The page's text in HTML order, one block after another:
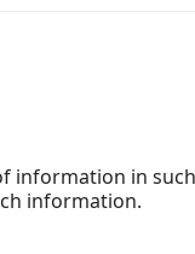
information in
information.